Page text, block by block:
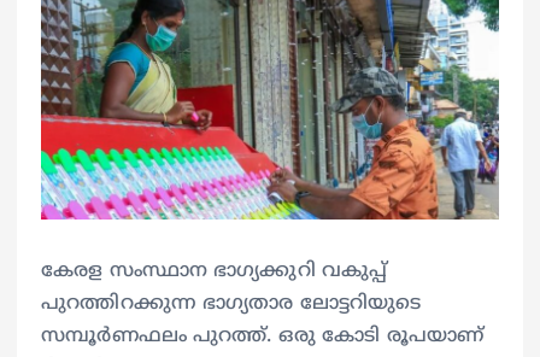
കേരള സംസ്ഥാന ഭാഗ്യക്കുറി വകുപ്പ്
പുറത്തിറക്കുന്ന ഭാഗ്യതാര ലോട്ടറിയുടെ
സമ്പൂര്‍ണഫലം പുറത്ത്. ഒരു കോടി രൂപയാണ്